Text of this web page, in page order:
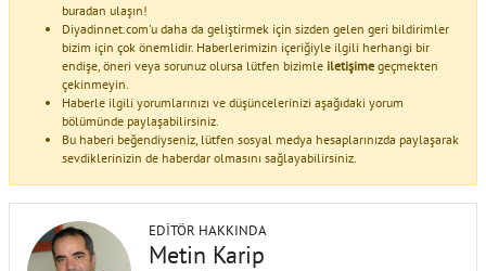
buradan ulaşın!
Diyadinnet.com'u daha da geliştirmek için sizden gelen geri bildirimler
bizim için çok önemlidir. Haberlerimizin içeriğiyle ilgili herhangi bir
endişe, öneri veya sorunuz olursa lütfen bizimle iletişime geçmekten
çekinmeyin.
Haberle ilgili yorumlarınızı ve düşüncelerinizi aşağıdaki yorum
bölümünde paylaşabilirsiniz.
Bu haberi beğendiyseniz, lütfen sosyal medya hesaplarınızda paylaşarak
sevdiklerinizin de haberdar olmasını sağlayabilirsiniz.
EDITÖR HAKKINDA
Metin Karip